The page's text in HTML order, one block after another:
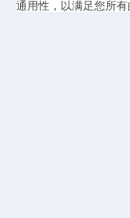
通用性，以满足您所